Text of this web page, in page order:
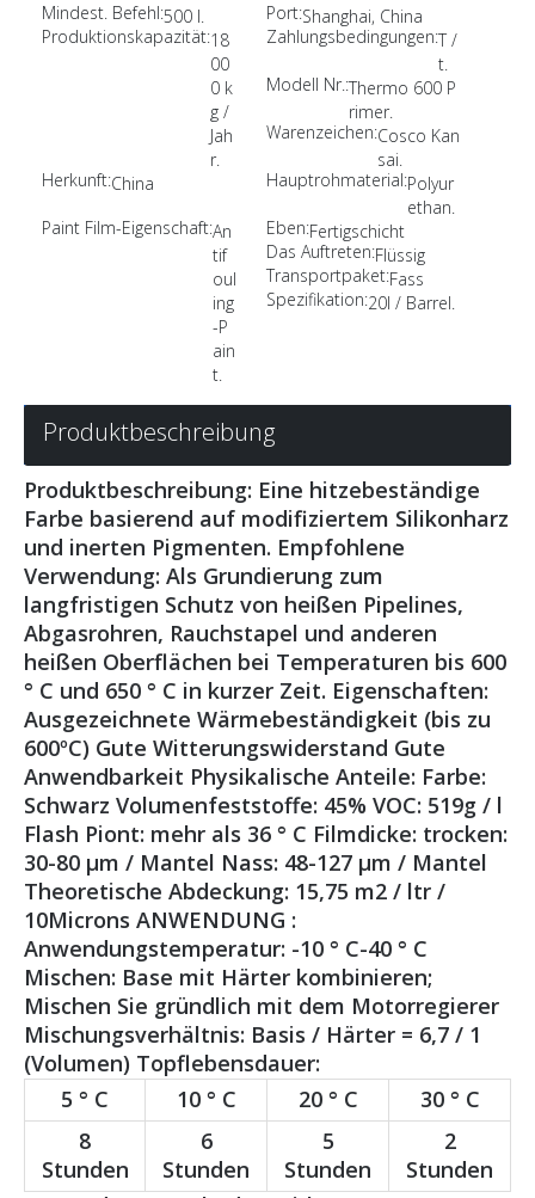
Mindest. Befehl:500 l. Port:Shanghai, China
Produktionskapazität:18
00
0 k
g /
Jah
r.
Zahlungsbedingungen:T /
t.
Modell Nr.:Thermo 600 P
rimer.
Warenzeichen:Cosco Kan
sai.
Herkunft:China Hauptrohmaterial:Polyur
ethan.
Paint Film-Eigenschaft:An
tif
oul
ing
-P
ain
t.
Eben:Fertigschicht
Das Auftreten:Flüssig
Transportpaket:Fass
Spezifikation:20l / Barrel.
Produktbeschreibung
Produktbeschreibung: Eine hitzebeständige
Farbe basierend auf modifiziertem Silikonharz
und inerten Pigmenten. Empfohlene
Verwendung: Als Grundierung zum
langfristigen Schutz von heißen Pipelines,
Abgasrohren, Rauchstapel und anderen
heißen Oberflächen bei Temperaturen bis 600
° C und 650 ° C in kurzer Zeit. Eigenschaften:
Ausgezeichnete Wärmebeständigkeit (bis zu
600ºC) Gute Witterungswiderstand Gute
Anwendbarkeit Physikalische Anteile: Farbe:
Schwarz Volumenfeststoffe: 45% VOC: 519g / l
Flash Piont: mehr als 36 ° C Filmdicke: trocken:
30-80 μm / Mantel Nass: 48-127 μm / Mantel
Theoretische Abdeckung: 15,75 m2 / ltr /
10Microns ANWENDUNG :
Anwendungstemperatur: -10 ° C-40 ° C
Mischen: Base mit Härter kombinieren;
Mischen Sie gründlich mit dem Motorregierer
Mischungsverhältnis: Basis / Härter = 6,7 / 1
(Volumen) Topflebensdauer:
5 ° C
10 ° C 20 ° C
30 ° C
8
Stunden
6
Stunden
5
Stunden
2
Stunden